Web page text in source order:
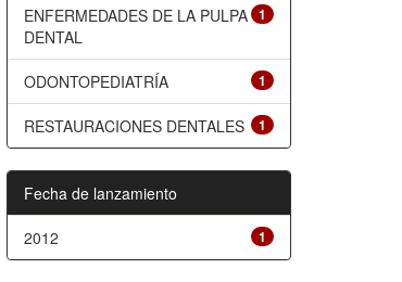
1
ENFERMEDADES DE LA PULPA
DENTAL
1
ODONTOPEDIATRÍA
1
RESTAURACIONES DENTALES
Fecha de lanzamiento
1
2012